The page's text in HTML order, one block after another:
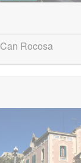
Can Rocosa